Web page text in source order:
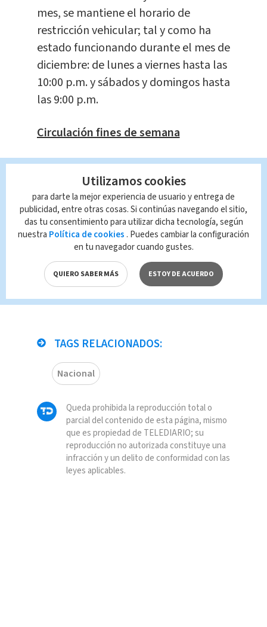
mes, se mantiene el horario de
restricción vehicular; tal y como ha
estado funcionando durante el mes de
diciembre: de lunes a viernes hasta las
10:00 p.m. y sábados y domingos hasta
las 9:00 p.m.
Circulación fines de semana
A partir del 9 y 10 de enero y durante
los restantes fines de semana del mes
podrán circular los sábados
únicamente placas pares y los
domingos las placas impares.
TAGS RELACIONADOS:
Nacional
Queda prohibida la reproducción total o
parcial del contenido de esta página, mismo
que es propiedad de TELEDIARIO; su
reproducción no autorizada constituye una
infracción y un delito de conformidad con las
leyes aplicables.
Utilizamos cookies
para darte la mejor experiencia de usuario y entrega de
publicidad, entre otras cosas. Si continúas navegando el sitio,
das tu consentimiento para utilizar dicha tecnología, según
nuestra Política de cookies . Puedes cambiar la configuración
en tu navegador cuando gustes.
QUIERO SABER MÁS ESTOY DE ACUERDO